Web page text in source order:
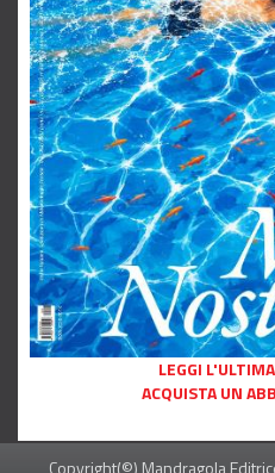
LEGGI
ACQUISTA UN
Copyright(©) Mandragola